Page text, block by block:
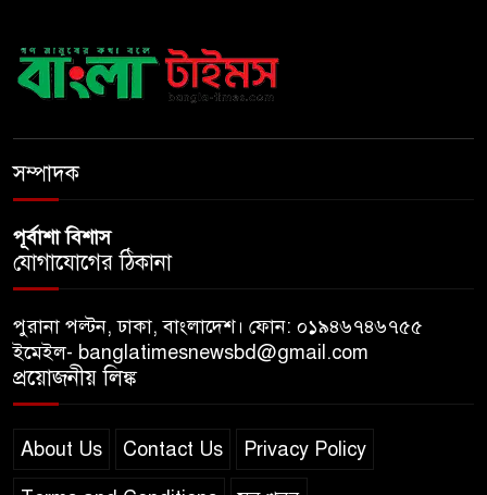
কাছে শত কোটি টাকা ক্ষতিপূরণ
দাবি
ধ্বংসস্তূপের ওপরই বারবার ক্ষমতায়
সম্পাদক
পূর্বাশা বিশাস
যোগাযোগের ঠিকানা
পুরানা পল্টন, ঢাকা, বাংলাদেশ। ফোন: ০১৯৪৬৭৪৬৭৫৫
ইমেইল- banglatimesnewsbd@gmail.com
প্রয়োজনীয় লিঙ্ক
About Us Contact Us Privacy Policy